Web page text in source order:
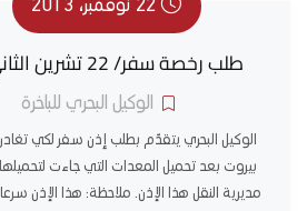
22 نوفمبر، 2013
طلب رخصة سفر/ 22 تشرين الثاني 2013
الوكيل البحري للباخرة
الوكيل البحري يتقدّم بطلب إذن سفر لكي
بيروت بعد تحميل المعدات التي جاءت
مديرية النقل هذا الإذن. ملاحظة: هذا الإذن